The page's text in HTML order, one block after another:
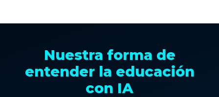
Nuestra forma de
entender la educación
con IA